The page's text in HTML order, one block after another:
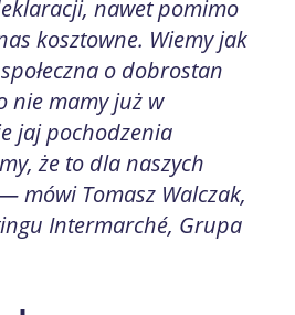
nawet pomimo
kosztowne. Wiemy jak
o dobrostan
nie mamy już w
jaj pochodzenia
że to dla naszych
mówi Tomasz Walczak,
Intermarché, Grupa